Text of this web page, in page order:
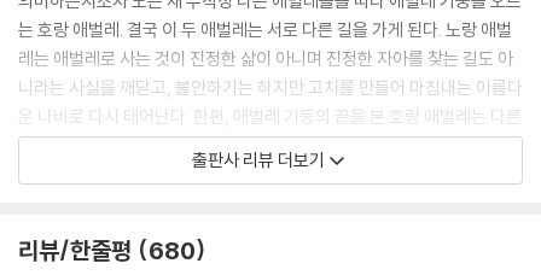
는 호랑 애벌레. 결국 이 두 애벌레는 서로 다른 길을 가게 된다. 노랑 애벌
레는 애벌레로 사는 것이 진정한 삶이 아니며 진정한 자아를 찾는 길도 아
니라는 사실을 깨닫고, 불안하기는 하지만 고치를 만들어 마침내는 아름다
운 나비로 다시 태어난다. 한편, 애벌레 기둥의 끝을 본 호랑 애벌레는 다른
애벌레를 무참히 짓밟으며 올라온 이곳이 아무것도 아니었음을 알고 망연
자실하지만 노랑 나비의 도움으로 고치를 만들고 나비가 된다. 이 두 애벌
작할 수 있는 용기와 희망을 준다.
출판사 리뷰 더보기
리뷰/한줄평 680